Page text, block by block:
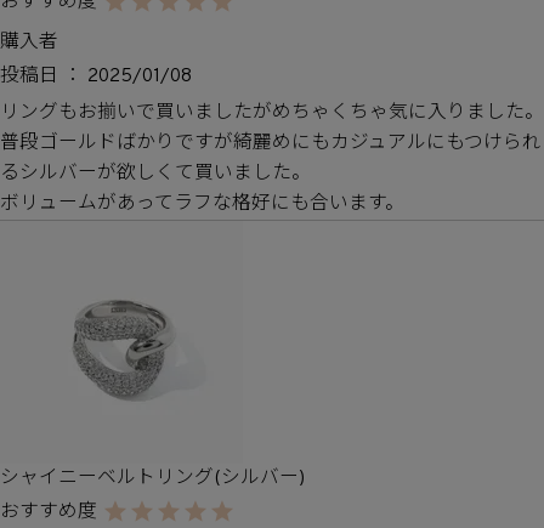
購入者
投稿日
2025/01/08
リングもお揃いで買いましたがめちゃくちゃ気に入りました。
普段ゴールドばかりですが綺麗めにもカジュアルにもつけられ
るシルバーが欲しくて買いました。
ボリュームがあってラフな格好にも合います。
シャイニーベルトリング(シルバー)